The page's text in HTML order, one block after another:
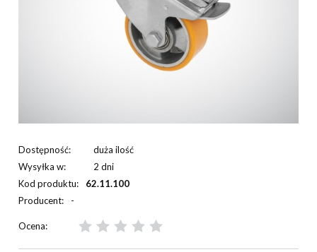
Dostępność:
duża ilość
Wysyłka w:
2 dni
Kod produktu:
62.11.100
Producent:
-
Ocena: